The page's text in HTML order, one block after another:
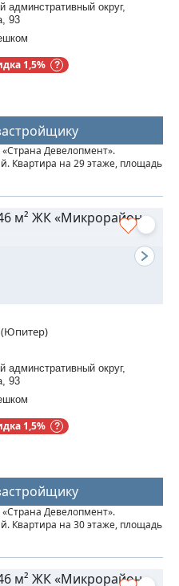
админстративный округ,
93
1,5%
Девелопмент».
Квартира на 29 этаже, площадь
2025 года. Четыре 32-
(Юпитер)
админстративный округ,
93
1,5%
Девелопмент».
Квартира на 30 этаже, площадь
2025 года. Четыре 32-